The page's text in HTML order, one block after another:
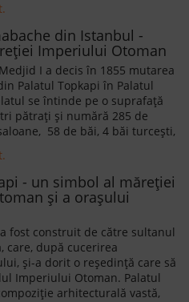
în același timp, clasat în
acvarii din întreaga
datorează volumului său,
de viețuitoare subacvatice,
pe care le oferă turiștilor.
din Istanbul -
Imperiului Otoman
I a decis în 1855 mutarea
Palatul Topkapi în Palatul
se întinde pe o suprafață
pătrați și numără 285 de
58 de băi, 4 băi turcești,
de complex, opulența
se cu rafinamentul
palatul poate fi ușor
imperială austriacă
- un simbol al măreției
și a orașului
fost construit de către sultanul
care, după cucerirea
și-a dorit o reședință care să
Imperiului Otoman. Palatul
arhitecturală vastă,